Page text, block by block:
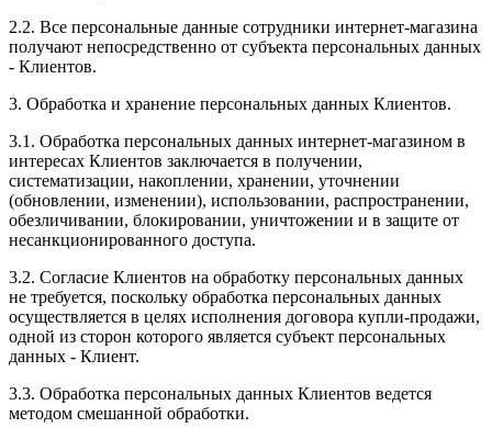
2.2. Все персональные данные сотрудники интернет-магазина
получают непосредственно от субъекта персональных данных
- Клиентов.
3. Обработка и хранение персональных данных Клиентов.
3.1. Обработка персональных данных интернет-магазином в
интересах Клиентов заключается в получении,
систематизации, накоплении, хранении, уточнении
(обновлении, изменении), использовании, распространении,
обезличивании, блокировании, уничтожении и в защите от
несанкционированного доступа.
3.2. Согласие Клиентов на обработку персональных данных
не требуется, поскольку обработка персональных данных
осуществляется в целях исполнения договора купли-продажи,
одной из сторон которого является субъект персональных
данных - Клиент.
3.3. Обработка персональных данных Клиентов ведется
методом смешанной обработки.